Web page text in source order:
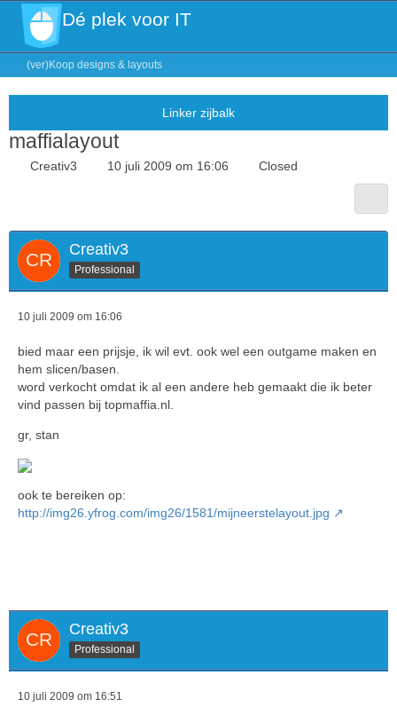
Dé plek voor IT
(ver)Koop designs & layouts
maffialayout
Creativ3 10 juli 2009 om 16:06 Closed
Creativ3
Professional
10 juli 2009 om 16:06
bied maar een prijsje, ik wil evt. ook wel een outgame maken en
hem slicen/basen.
word verkocht omdat ik al een andere heb gemaakt die ik beter
vind passen bij topmaffia.nl.
gr, stan
ook te bereiken op:
http://img26.yfrog.com/img26/1581/mijneerstelayout.jpg
Creativ3
Professional
10 juli 2009 om 16:51